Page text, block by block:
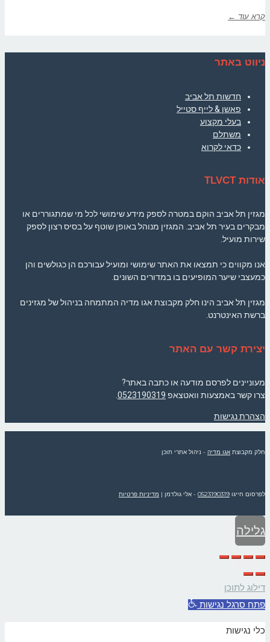
קרא עוד ←
ניווט באתר
חדשות תל אביב
פאשן & לייף סטייל
בעלי מקצוע
משתלם
כדאי לקרוא
אודות TLVCT
מגזין תל אביב הוקם במטרה לספק מידע שימושי לכל מי שמתגוררים או
מבקרים בעיר תל אביב. המגזין מנוהל באופן שוטף על בסיס רצון לספק
שירות מועיל.
אנו מקווים כי תמצאו את האתר שימושי ומועיל עבורכם הן כגולשים והן
כמעצבי שיער המופיעים בו במדורים השונים.
מגזין תל אביב הינו חלק מקבוצת אגו מדיה המתמחה בניהול של מגזינים
ברשת האינטרנט.
יצירת קשר עם האתר
מעוניינים לפרסם מודעה או כתבה באתר?
צרו קשר באמצעות וואטצאפ 0523190319
הצהרת נגישות
חלק מקבוצת אגו מדיה - ניהול אתרי תוכן
לפרסום חייגו 0523190319 - אלי גולדמן | מדיניות פרטיות
גלילה
לראש
העמוד
דילוג לתוכן
פתח סרגל נגישות
כלי נגישות